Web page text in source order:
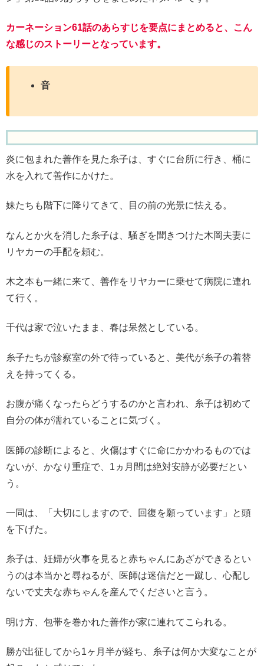
カーネーション61話のあらすじを要点にまとめると、こん
な感じのストーリーとなっています。
音
炎に包まれた善作を見た糸子は、すぐに台所に行き、桶に
水を入れて善作にかけた。
妹たちも階下に降りてきて、目の前の光景に怯える。
なんとか火を消した糸子は、騒ぎを聞きつけた木岡夫妻に
リヤカーの手配を頼む。
木之本も一緒に来て、善作をリヤカーに乗せて病院に連れ
て行く。
千代は家で泣いたまま、春は呆然としている。
糸子たちが診察室の外で待っていると、美代が糸子の着替
えを持ってくる。
お腹が痛くなったらどうするのかと言われ、糸子は初めて
自分の体が濡れていることに気づく。
医師の診断によると、火傷はすぐに命にかかわるものでは
ないが、かなり重症で、1ヵ月間は絶対安静が必要だとい
う。
一同は、「大切にしますので、回復を願っています」と頭
を下げた。
糸子は、妊婦が火事を見ると赤ちゃんにあざができるとい
うのは本当かと尋ねるが、医師は迷信だと一蹴し、心配し
ないで丈夫な赤ちゃんを産んでくださいと言う。
明け方、包帯を巻かれた善作が家に連れてこられる。
勝が出征してから1ヶ月半が経ち、糸子は何か大変なことが